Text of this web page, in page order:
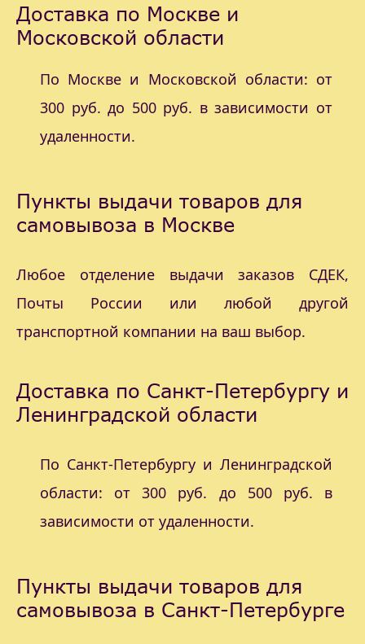
Доставка по Москве и
Московской области
По Москве и Московской области: от
300 руб. до 500 руб. в зависимости от
удаленности.
Пункты выдачи товаров для
самовывоза в Москве
Любое отделение выдачи заказов СДЕК,
Почты России или любой другой
транспортной компании на ваш выбор.
Доставка по Санкт-Петербургу и
Ленинградской области
По Санкт-Петербургу и Ленинградской
области: от 300 руб. до 500 руб. в
зависимости от удаленности.
Пункты выдачи товаров для
самовывоза в Санкт-Петербурге